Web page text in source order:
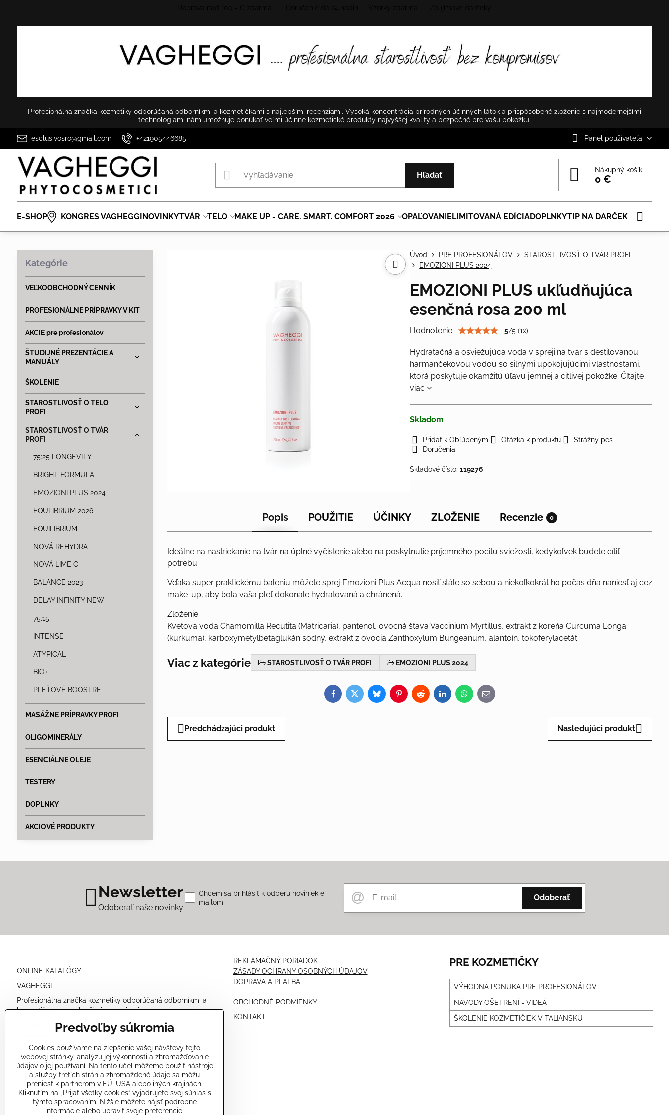
Profesionálna značka kozmetiky odporúčaná odborníkmi a kozmetičkami s najlepšími recenziami. Vysoká koncentrácia prírodných účinných látok a prispôsobené zloženie s najmodernejšími
technológiami nám umožňuje ponúkať veľmi účinné kozmetické produkty najvyššej kvality a bezpečné pre vašu pokožku.
esclusivosro@gmail.com +421905446685 Panel používateľa
Hľadať
Nákupný košík
0 €
E-SHOP KONGRES VAGHEGGINOVINKYTVÁR TELO MAKE UP - CARE. SMART. COMFORT 2026 OPAĽOVANIELIMITOVANÁ EDÍCIADOPLNKYTIP NA DARČEK
Úvod PRE PROFESIONÁLOV
STAROSTLIVOSŤ O TVÁR PROFI
EMOZIONI PLUS 2024
EMOZIONI PLUS ukľudňujúca
esenčná rosa 200 ml
Hodnotenie 5/5 (1x)
Hydratačná a osviežujúca voda v spreji na tvár s destilovanou
harmančekovou vodou so silnými upokojujúcimi vlastnosťami,
ktorá poskytuje okamžitú úľavu jemnej a citlivej pokožke.Čítajte
viac
Skladom
Pridať k Obľúbeným Otázka k produktu
Strážny pes
Doručenia
Skladové číslo:119276
Popis POUŽITIE ÚČINKY ZLOŽENIE Recenzie 0
Ideálne na nastriekanie na tvár na úplné vyčistenie alebo na poskytnutie príjemného pocitu sviežosti, kedykoľvek budete cítiť
potrebu.
Vďaka super praktickému baleniu môžete sprej Emozioni Plus Acqua nosiť stále so sebou a niekoľkokrát ho počas dňa naniesť aj cez
make-up, aby bola vaša pleť dokonale hydratovaná a chránená.
Zloženie
Kvetová voda Chamomilla Recutita (Matricaria), pantenol, ovocná šťava Vaccinium Myrtillus, extrakt z koreňa Curcuma Longa
(kurkuma), karboxymetylbetaglukán sodný, extrakt z ovocia Zanthoxylum Bungeanum, alantoín, tokoferylacetát
Viac z kategórie STAROSTLIVOSŤ O TVÁR PROFI EMOZIONI PLUS 2024
Facebook
TwitterBlueskyPinterestRedditLinkedInWhatsApp
E-
mail
Predchádzajúci produkt Nasledujúci produkt
Kategórie
VEĽKOOBCHODNÝ CENNÍK
PROFESIONÁLNE PRÍPRAVKY V KIT
AKCIE pre profesionálov
ŠTUDIJNÉ PREZENTÁCIE A
MANUÁLY
ŠKOLENIE
STAROSTLIVOSŤ O TELO
PROFI
STAROSTLIVOSŤ O TVÁR
PROFI
75:25 LONGEVITY
BRIGHT FORMULA
EMOZIONI PLUS 2024
EQULIBRIUM 2026
EQUILIBRIUM
NOVÁ REHYDRA
NOVÁ LIME C
BALANCE 2023
DELAY INFINITY NEW
75.15
INTENSE
ATYPICAL
BIO+
PLEŤOVÉ BOOSTRE
MASÁŽNE PRÍPRAVKY PROFI
OLIGOMINERÁLY
ESENCIÁLNE OLEJE
TESTERY
DOPLNKY
AKCIOVÉ PRODUKTY
Newsletter
Odoberať naše novinky:
Odoberať
Chcem sa prihlásiť k odberu noviniek e-
mailom
ONLINE KATALÓGY
VAGHEGGI
Profesionálna značka kozmetiky odporúčaná odborníkmi a
kozmetičkami s najlepšími recenziami.
Vysoká koncentrácia prírodných účinných látok a
prispôsobené zloženie s najmodernejšími
technológiami nám umožňuje ponúkať veľmi účinné
kozmetické produkty
najvyššej kvality a bezpečné pre vašu pokožku.
REKLAMAČNÝ PORIADOK
ZÁSADY OCHRANY OSOBNÝCH ÚDAJOV
DOPRAVA A PLATBA
OBCHODNÉ PODMIENKY
KONTAKT
PRE KOZMETIČKY
VÝHODNÁ PONUKA PRE PROFESIONÁLOV
NÁVODY OŠETRENÍ - VIDEÁ
ŠKOLENIE KOZMETIČIEK V TALIANSKU
Predvoľby súkromia
Cookies používame na zlepšenie vašej návštevy tejto
webovej stránky, analýzu jej výkonnosti a zhromažďovanie
údajov o jej používaní. Na tento účel môžeme použiť nástroje
a služby tretích strán a zhromaždené údaje sa môžu
preniesť k partnerom v EÚ, USA alebo iných krajinách.
Kliknutím na „Prijať všetky cookies“ vyjadrujete svoj súhlas s
týmto spracovaním. Nižšie môžete nájsť podrobné
informácie alebo upraviť svoje preferencie.